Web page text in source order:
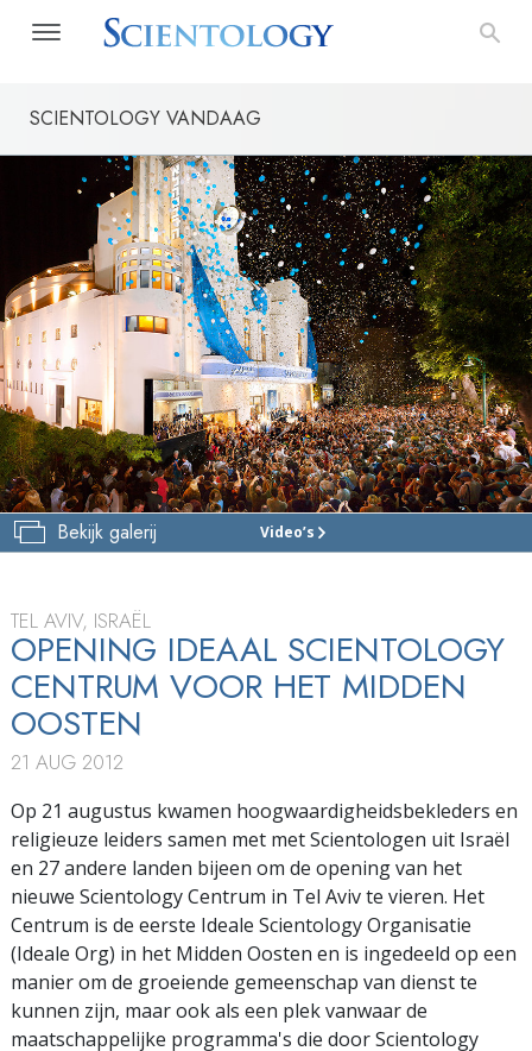
SCIENTOLOGY VANDAAG
Bekijk galerij Video’s
HET
TOUR
TEL AVIV, ISRAËL
OPENING IDEAAL SCIENTOLOGY
CENTRUM VOOR HET MIDDEN
OOSTEN
21 AUG 2012
Op 21 augustus kwamen hoogwaardigheidsbekleders en
religieuze leiders samen met met Scientologen uit Israël
en 27 andere landen bijeen om de opening van het
nieuwe Scientology Centrum in Tel Aviv te vieren. Het
Centrum is de eerste Ideale Scientology Organisatie
(Ideale Org) in het Midden Oosten en is ingedeeld op een
manier om de groeiende gemeenschap van dienst te
kunnen zijn, maar ook als een plek vanwaar de
maatschappelijke programma's die door Scientology